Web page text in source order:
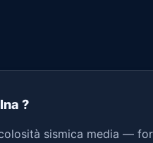
?
sismica media —